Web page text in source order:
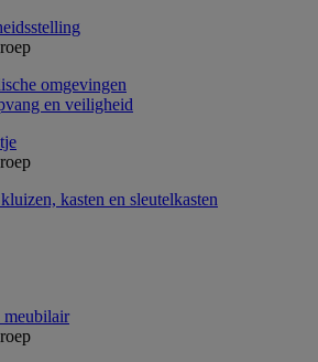
omgevingen
en veiligheid
kasten en sleutelkasten
meubilair